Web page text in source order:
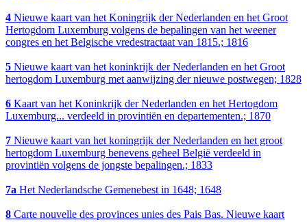
4 Nieuwe kaart van het Koningrijk der Nederlanden en het Groot
Hertogdom Luxemburg volgens de bepalingen van het weener
congres en het Belgische vredestractaat van 1815.; 1816
5 Nieuwe kaart van het koninkrijk der Nederlanden en het Groot
hertogdom Luxemburg met aanwijzing der nieuwe postwegen; 1828
6 Kaart van het Koninkrijk der Nederlanden en het Hertogdom
Luxemburg... verdeeld in provintiën en departementen.; 1870
7 Nieuwe kaart van het koningrijk der Nederlanden en het groot
hertogdom Luxemburg benevens geheel België verdeeld in
provintiën volgens de jongste bepalingen.; 1833
7a Het Nederlandsche Gemenebest in 1648; 1648
8 Carte nouvelle des provinces unies des Pais Bas. Nieuwe kaart